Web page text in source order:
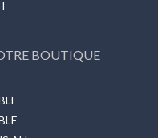
BOUTIQUE